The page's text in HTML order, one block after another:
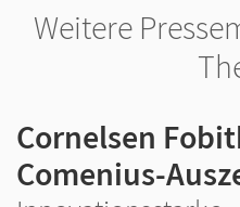
Weitere
Cornelsen
Comenius-